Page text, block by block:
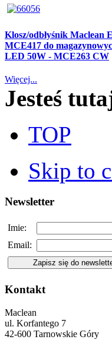
Klosz/odbłyśnik Maclean
MCE417 do
LED 50W - MCE263 CW
Więcej...
Jesteś
TOP
Skip to
Newsletter
Imie:
Email:
Kontakt
Maclean
ul. Korfantego 7
42-600 Tarnowskie Góry